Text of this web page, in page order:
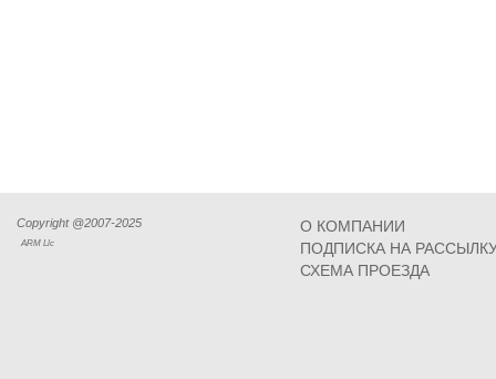
Copyright @2007-2025
ARM Llc
О КОМПАНИИ
ПОДПИСКА НА
СХЕМА ПРОЕЗДА